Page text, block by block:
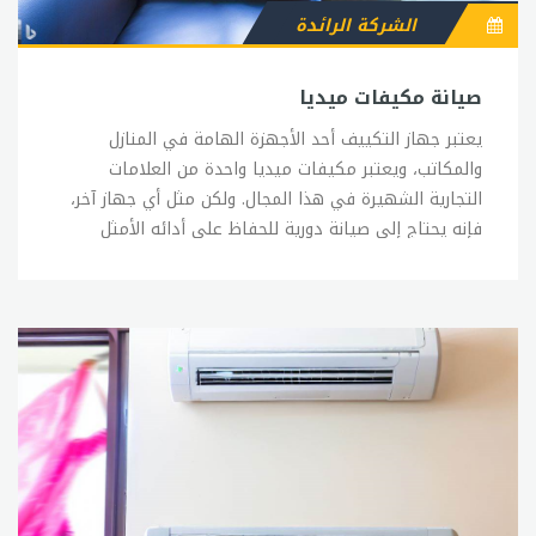
تسرب في الفريون أو أي تلف في الأجزاء الرئيسية الأخرى
للتكييف. إذا كان هناك تلف في التكييف يتطلب إصلاحًا،
في صيانة تكييف الهواء السنترال. يجب على الفني تحديد
الأجزاء التالفة واستبدالها بأجزاء مناسبة وذات جودة عالية.
وعادة ما يتم استخدام أدوات خاصة وتقنيات متطورة
لتشخيص المشكلة وإصلاحها بشكل سريع وفعال. يمكن أن
يشمل تصليح تكييف الهواء السنترال إعادة تعبئة الفريون
والتوصيلات الكهربائية. يجب الحرص على الصيانة الدورية
لتكييف الهواء السنترال وتنظيفه وتغيير الفلاتر بانتظام
للحفاظ على عمله الفعال والحد من حدوث المشاكل في
المستقبل. كما يجب الحرص على اختيار شركة صيانة محترفة
وموثوقة لتصليح تكييف الهواء السنترال للحصول على
الخدمة الأمثل والجودة العالية. وفي النهاية، يمكن القول
بأن تصليح تكييف الهواء السنترال يتطلب فني صيانة مؤهل
صيانة مكيفات ميديا
الشركة الرائدة
يعتبر جهاز التكييف أحد الأجهزة الهامة في المنازل والمكاتب، ويعتبر مكيفات ميديا واحدة من العلامات التجارية الشهيرة في هذا المجال. ولكن مثل أي جهاز آخر، فإنه يحتاج إلى صيانة دورية للحفاظ على أدائه الأمثل وتجنب الأعطال الغير متوقعة. في هذا المقال، سنتحدث عن بعض النصائح الهامة لصيانة مكيفات ميديا. 1- تنظيف المرشحات: تنظيف المرشحات بانتظام يعد من الأمور الهامة لصيانة مكيفات ميديا، حيث أن المرشحات تساعد على إزالة الشوائب والأتربة من الهواء المار داخل الجهاز، وبالتالي الحفاظ على جودة الهواء المنبعث من المكيف. ويمكن تنظيف المرشحات بسهولة باستخدام فرشاة ناعمة وماء دافئ، ويجب تنظيفها على الأقل مرة كل شهر. 2- فحص الأنابيب: يجب فحص الأنابيب بانتظام للتأكد من عدم وجود تسرب في الغاز المبرد، والتأكد من سلامة الأنابيب بشكل عام. حيث أن تسرب الغاز المبرد يمكن أن يؤدي إلى تلف المكيف وإصلاحه يكلف مبالغ كبيرة. 3- تنظيف المروحة: يجب تنظيف المروحة بانتظام للتأكد من عدم وجود أي أتربة أو شوائب تعيق حركتها، وبالتالي تأثيرها على أداء المكيف. يمكن تنظيف المروحة باستخدام فرشاة ناعمة وماء دافئ. 4- فحص الضاغط: يجب فحص الضاغط بانتظام للتأكد من سلامته وعدم وجود أي تسرب في الزيت. وفي حال وجود أي مشكلة في الضاغط، يجب استدعاء فني متخصص لإجراء الصيانة اللازمة. 5- تنظيف المكثف: يجب تنظيف المكثف بانتظام للتأكد من عدم وجود أي أتربة أو شوائب تعيق حركته، وبالتالي تأثيرها على أداء المكيف. يمكن تنظيف المكثف باستخدام فرشاة ناعمة وماء دافئ. 6- فحص مستوى الغاز المبرد: يجب فحص مستوى الغاز المبرد بانتظام للتأكد من وجود كمية كافية من الغاز داخل المكيف، حيث أن عدم وجود كمية كافية من الغاز يؤدي إلى تأثير سلبي على أداء المكيف. بشكل عام، تحتاج مكيفات ميديا إلى صيانة دورية للحفاظ على أدائها الأمثل وتجنب الأعطال الغير متوقعة. ويمكن الحصول على خدمات الصيانة من الشركة المصنعة أو من مراكز الصيانة المعتمدة لديها. ويجب الالتزام بالتعليمات الخاصة بالصيانة الموجودة في دليل المستخدم للحصول على أفضل النتائج.خدمة عملاء تكييف ميدياتعتبر خدمة العملاء من الجوانب المهمة جداً في أي شركة، وتلعب دوراً حيوياً في تقديم خدمة جيدة للعملاء وضمان رضاهم. وتتميز شركة ميديا بتوفير خدمة عملاء متميزة لعملائها في قطاع التكييف. عند الاتصال بخدمة عملاء ميديا، يمكن للعميل الحصول على مساعدة فورية بشأن أي مشكلة قد يواجهها في تشغيل أو صيانة تكييفه. ويتميز فريق خدمة العملاء بالخبرة والاحترافية في التعامل مع العملاء والإجابة على جميع استفساراتهم. كما توفر شركة ميديا خدمة عملاء متعددة القنوات، حيث يمكن للعملاء التواصل مع الشركة عن طريق الهاتف أو البريد الإلكتروني أو الدردشة المباشرة. وتتميز هذه الخدمة بالتجاوب السريع والإجابة الشافية على جميع الاستفسارات والشكاوى. وتوفر شركة ميديا أيضاً خدمة الصيانة المنزلية، حيث يمكن للعملاء الحجز لزيارة فني متخصص لإجراء الصيانة اللازمة لتكييفهم. وتتميز هذه الخدمة بالجودة والاحترافية في العمل والالتزام بالمواعيد المحددة. وتعتبر شركة ميديا من الشركات الرائدة في مجال تصنيع وتوزيع تكييف الهواء، وتضمن جودة منتجاتها وخدماتها من خلال التزامها الدائم بالابتكار والتحسين المستمر. وتسعى الشركة دائماً إلى تحسين خدمة العملاء وتلبية متطلباتهم بأفضل الطرق الممكنة. بشكل عام، تتميز خدمة عملاء ميديا بالاحترافية والجودة في التعامل مع العملاء وتوفير الدعم الفني اللازم لهم. ويمكن للعملاء الاعتماد على شركة ميديا في توفير خدمة متميزة ومميزة في قطاع التكييف.صيانة تكييفات ميدياتعتبر صيانة التكييفات من الأمور الهامة للحفاظ على أدائها الأمثل وتجنب الأعطال الغير متوقعة. وتعتبر تكييفات ميديا من الأجهزة العالية الجودة والموثوقة في السوق، وتحتاج إلى صيانة دورية للحفاظ على أدائها الأمثل. في هذا المقال، سنتحدث عن بعض النصائح الهامة لصيانة تكييفات ميديا: 1- تنظيف المرشحات: تنظيف المرشحات بانتظام يعد من الأمور الهامة لصيانة تكييفات ميديا، حيث أن المرشحات تساعد على إزالة الشوائب والأتربة من الهواء المار داخل الجهاز، وبالتالي تساعد على تحسين جودة الهواء وزيادة كفاءة التكييف. 2- التأكد من وجود مساحة كافية حول الجهاز: يجب التأكد من وجود مساحة كافية حول الجهاز لتمكين تدفق الهواء بحرية، وتجنب وضع الأشياء حول الجهاز التي يمكن أن تعيق تدفق الهواء. 3- تنظيف المبخر: تنظيف المبخر بانتظام يعد أمراً هاماً لصيانة التكييف، حيث يتراكم الغبار والأوساخ داخل المبخر ويؤدي ذلك إلى تقليل كفاءة التبريد. 4- الحفاظ على الضغط الصحيح للغاز: يجب الحفاظ على الضغط الصحيح للغاز داخل التكييف، حيث أن ضغط الغاز الصحيح يساعد على زيادة كفاءة التبريد والحد من استهلاك الطاقة. 5- إجراء الصيانة الدورية: يجب إجراء صيانة دورية للتكييف بانتظام، حيث يقوم الفني المختص بتنظيف المكونات الداخلية للجهاز والتأكد من سلامة الأجزاء الميكانيكية، وتعديل الضغط الصحيح للغاز وإجراء الإصلاحات اللازمة. بشكل عام، تتطلب صيانة تكييفات ميديا الاهتمام بعدة جوانب هامة للحفاظ على أدائها الأمثل وتجنب الأعطال الغير متوقعة. ويمكن الاعتماد على خدمة صيانة ميديا المتخصصة للحصول على أفضل النتائج والحفاظ على جودة أداء التكييف.رقم خدمة عملاء تكييف ميدياتوفر شركة ميديا خدمة عملاء متميزة لعملائها في قطاع التكييف، حيث يمكن الاتصال بخدمة العملاء للحصول على المساعدة الفورية بشأن أي مشكلة قد يواجهها العميل في تشغيل أو صيانة تكييفه. يمكن الاتصال برقم خدمة عملاء ميديا على الرقم المجاني 920011821، حيث يمكن للعملاء الحصول على الدعم الفني اللازم والاستفسار عن أي موضوع يتعلق بتكييفات ميديا. ويمكن أيضاً التواصل مع خدمة العملاء عن طريق البريد الإلكتروني أو الدردشة المباشرة على الموقع الإلكتروني للشركة. تتميز خدمة عملاء ميديا بالاحترافية والجودة في التعامل مع العملاء وتوفير الدعم الفني اللازم لهم. ويتمتع فريق خدمة العملاء بالخبرة والاحترافية في التعامل مع العملاء والإجابة على جميع استفساراتهم. ويمكن للعملاء الاعتماد على خدمة عملاء ميديا في توفير الدعم الفني اللازم لهم وتلبية متطلباتهم بأفضل الطرق الممكنة. وتتسم شركة ميديا بالالتزام بالجودة والابتكار في تصنيع وتوزيع تكييف الهواء، مما يجعلها اختياراً ممتازاً للعملاء الذين يبحثون عن أجهزة تكييف عالية الجودة وخدمة عملاء ممتازة.رقم صيانة تكييف ميدياتوفر شركة ميديا خدمة صيانة متميزة لتكييفاتها، ويمكن الحصول على رقم صيانة ميديا من خلال الاتصال بخدمة العملاء على الرقم المجاني 920011821. يمكن للعملاء الاتصال برقم صيانة ميديا لحجز موعد لصيانة التكييف أو للحصول على المساعدة في حالة وجود أي مشكلة في التشغيل. تتميز صيانة ميديا بالاحترافية والدقة في العمل وتوفير أفضل الحلول للمشكلات المختلفة التي قد يواجهها العملاء في تكييفاتهم. وتشمل خدمة صيانة ميديا تنظيف المرشحات والمبخر والتأكد من سلامة الأجزاء الميكانيكية والكهربائية، بالإضافة إلى إجراء الإصلاحات اللازمة وتعديل الضغط الصحيح للغاز. يمكن للعملاء الاعتماد على صيانة ميديا في الحفاظ على أداء التكييف الأمثل وتجنب الأعطال الغير متوقعة. ويتمتع فريق صيانة ميديا بالخبرة والكفاءة في تشخيص المشاكل وإصلاحها بأسرع وقت ممكن، مما يضمن للعملاء الحصول على تجربة صيانة سهلة ومريحة. يمكن للعملاء أيضاً الاستفسار عن رقم صيانة ميديا عن طريق زيارة الموقع الإلكتروني للشركة، حيث يتم توفير جميع المعلومات اللازمة للتواصل مع فريق الصيانة المختص. وتتسم شركة ميديا بالالتزام بالجودة والابتكار في تصنيع وتوزيع تكييف الهواء، مما يجعلها اختياراً ممتازاً للعملاء الذين يبحثون عن أجهزة تكييف عالية الجودة وخدمة صيانة ممتازة.صيانة مكيفات ميديا سبليتتعتبر مكيفات ميديا سبليت من بين أكثر أنواع التكييفات شيوعاً واستخداماً في العالم، وتتميز بالكفاءة العالية والتقنيات المتطورة التي تجعلها تعمل بشكل ممتاز في الأجواء الحارة والرطبة. ومن أجل الحفاظ على أداء هذه التكييفات على أفضل وجه، يجب الاهتمام بصيانتها بانتظام. يتضمن برنامج صيانة مكيفات ميديا سبليت العديد من الخطوات الهامة، بما في ذلك تنظيف المرشحات والمبخر والتأكد من سلامة الأجزاء الميكانيكية والكهربائية. يتم أيضاً فحص مستوى الغاز المبرد وتعديل الضغط الصحيح بحيث يعمل التكييف بكفاءة عالية. تتميز صيانة مكيفات ميديا سبليت بالاحترافية والدقة في العمل وتوفير أفضل الحلول للمشكلات المختلفة التي قد يواجهها العملاء في تكييفاتهم. ويتمتع فريق الصيانة بالخبرة والكفاءة في تشخيص المشاكل وإصلاحها بأسرع وقت ممكن، مما يضمن للعملاء الحصول على تجربة صيانة سهلة ومريحة. يمكن الاعتماد على صيانة مكيفات ميديا سبليت في الحفاظ على أداء التكييف الأمثل وتجنب الأعطال الغير متوقعة. ولضمان الحصول على أفضل النتائج، يجب القيام بعملية صيانة شاملة للتكييف بشكل دوري، لا سيما خلال فصل الصيف الحار. ويمكن للعملاء الاتصال بخدمة صيانة ميديا على الرقم المجاني 920011821 لحجز موعد لصيانة التكييف أو للحصول على المساعدة في حالة وجود أي مشكلة في التشغيل. وتتسم شركة ميديا بالالتزام بالجودة والابتكار في تصنيع وتوزيع تكييف الهواء، مما يجعلها اختياراً ممتازاً للعملاء الذين يبحثون عن أجهزة تكييف عالية الجودة وخدمة صيانة ممتازة.وكيل صيانة مكيفات ميدياتوفر شركة ميديا خدمة صيانة متميزة لتكييفاتها، وتتعاون مع عدد من الوكلاء المعتمدين لتوفير خدمة صيانة ميديا بجودة عالية وبأسعار تنافسية. ويتميز وكيل صيانة مكيفات ميديا بالكفاءة والاحترافية في تقديم الخدمات التي تلبي احتياجات العملاء. يتميز وكيل صيانة مكيفات ميديا بالخبرة والمهارة في تشخيص المشاكل التي قد تواجه التكييفات وإصلاحها بأسرع وقت ممكن. ويعمل الوكلاء المعتمدون مع فرق الصيانة المدربة على أحدث التقنيات والمعدات اللازمة لتقديم خدمة صيانة ميديا بجودة عالية. يتضمن برنامج صيانة مكيفات ميديا العديد من الخطوات الهامة، بما في ذلك تنظيف المرشحات والمبخر والتأكد من سلامة الأجزاء الميكانيكية والكهربائية. كما يتم فحص مستوى الغاز المبرد وتعديل الضغط الصحيح بحيث يعمل التكييف بكفاءة عالية. يمكن للعملاء الاعتماد على وكيل صيانة مكيفات ميديا في الحفاظ على أداء التكييف الأمثل وتجنب الأعطال الغير متوقعة. وعند الاتصال بوكيل صيانة مكيفات ميديا، يتم تحديد موعد للصيانة وإرسال فني صيانة متخصص للقيام بعملية الصيانة المطلوبة. يمكن للعملاء الحصول على معلومات عن وكيل صيانة مكيفات ميديا من خلال الموقع الإلكتروني للشركة أو الاتصال بخدمة العملاء المتاحة على الرقم المجاني 920011821. ويتسم وكيل صيانة مكيفات ميديا بالالتزام بالجودة والابتكار في تقديم خدمات الصيانة، مما يجعله الخيار المثالي للعملاء الذين يبحثون عن خدمة صيانة ممتازة لتكييفات ميديا.رقم صيانه مكيفات ميديايقدم رقم صيانة مكيفات ميديا خدمة متميزة للعملاء، حيث يتيح لهم الاتصال بفريق الصيانة المدرب والمؤهل لتقديم الدعم الفني وإصلاح المشاكل التي قد تواجه تكييفاتهم. ويوفر رقم صيانة مكيفات ميديا الدعم الفني على مدار الساعة، ويتم توفيرها بأسعار تنافسية وبجودة عالية. يمكن للعملاء الاتصال برقم صيانة مكيفات ميديا على الرقم المجاني 920011821، حيث يتم الرد على المكالمات من قبل فريق الدعم الفني والاستفسارات المتعلقة بخدمة الصيانة. وسيطلب من العملاء تقديم بعض المعلومات الأساسية حول تكييفاتهم والمشكلة الموجودة، وبعد ذلك يتم حجز موعد للصيانة وإرسال فني صيانة متخصص للقيام بعملية الصيانة المطلوبة. يتميز رقم صيانة مكيفات ميديا بالتجاوب السريع والاهتمام بالعملاء، حيث يتم توفير الدعم الفني والصيانة بشكل سريع وفعال. كما يتمتع فريق الصيانة بالخبرة والكفاءة في تشخيص المشاكل وإصلاحها بأسرع وقت ممكن، مما يضمن للعملاء الحصول على تجربة صيانة سهلة ومريحة. بالإضافة إلى ذلك، يمكن للعملاء الحصول على